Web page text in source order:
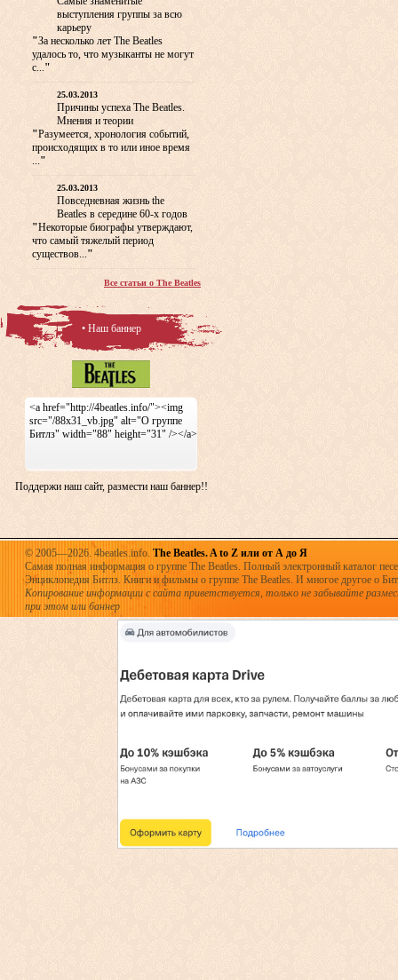
выступления группы за всю
карьеру
"За несколько лет The Beatles
удалось то, что музыканты не могут
с..."
25.03.2013
Причины успеха The Beatles.
Мнения и теории
"Разумеется, хронология событий,
происходящих в то или иное время
..."
25.03.2013
Повседневная жизнь the
Beatles в середине 60-х годов
"Некоторые биографы утверждают,
что самый тяжелый период
существов..."
Все статьи о The Beatles
• Наш баннер
<a href="http://4beatles.info/"><img
src="/88x31_vb.jpg" alt="О группе
Битлз" width="88" height="31" /></a>
Поддержи наш сайт, размести наш баннер!!
© 2005—2026. 4beatles.info. The Beatles. A to Z или от А до Я
Самая полная информация о группе The Beatles. Полный электронный каталог
Энциклопедия Битлз. Книги и фильмы о группе The Beatles. И многое другое о
Копирование информации с сайта приветствуется, только не забывайте
при этом или баннер